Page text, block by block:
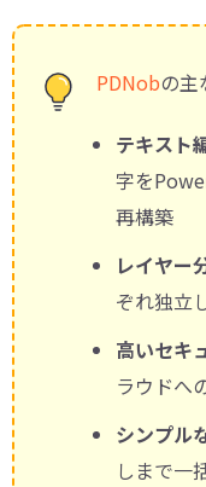
PDNobの主
テキスト
字を
再構築
レイヤー
ぞれ独立
高いセキ
ラウドへ
シンプル
しまで一